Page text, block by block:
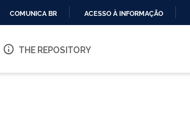
O
COMUNICA BR ACESSO À INFORMAÇÃO
THE REPOSITORY